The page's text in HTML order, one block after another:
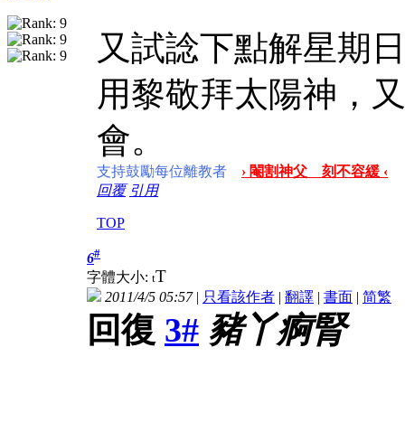
又試諗下點解星期
用黎敬拜太陽神，
會。
支持鼓勵每位離教者
› 閹割神父 刻不容緩 ‹
回覆 引用
TOP
6#
字體大小: tT
2011/4/5 05:57| 只看該作者 | 翻譯 | 書面 | 简繁
回復 3# 豬丫痾腎